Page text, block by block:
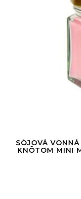
SÓJOVÁ
KNÔTOM MINI